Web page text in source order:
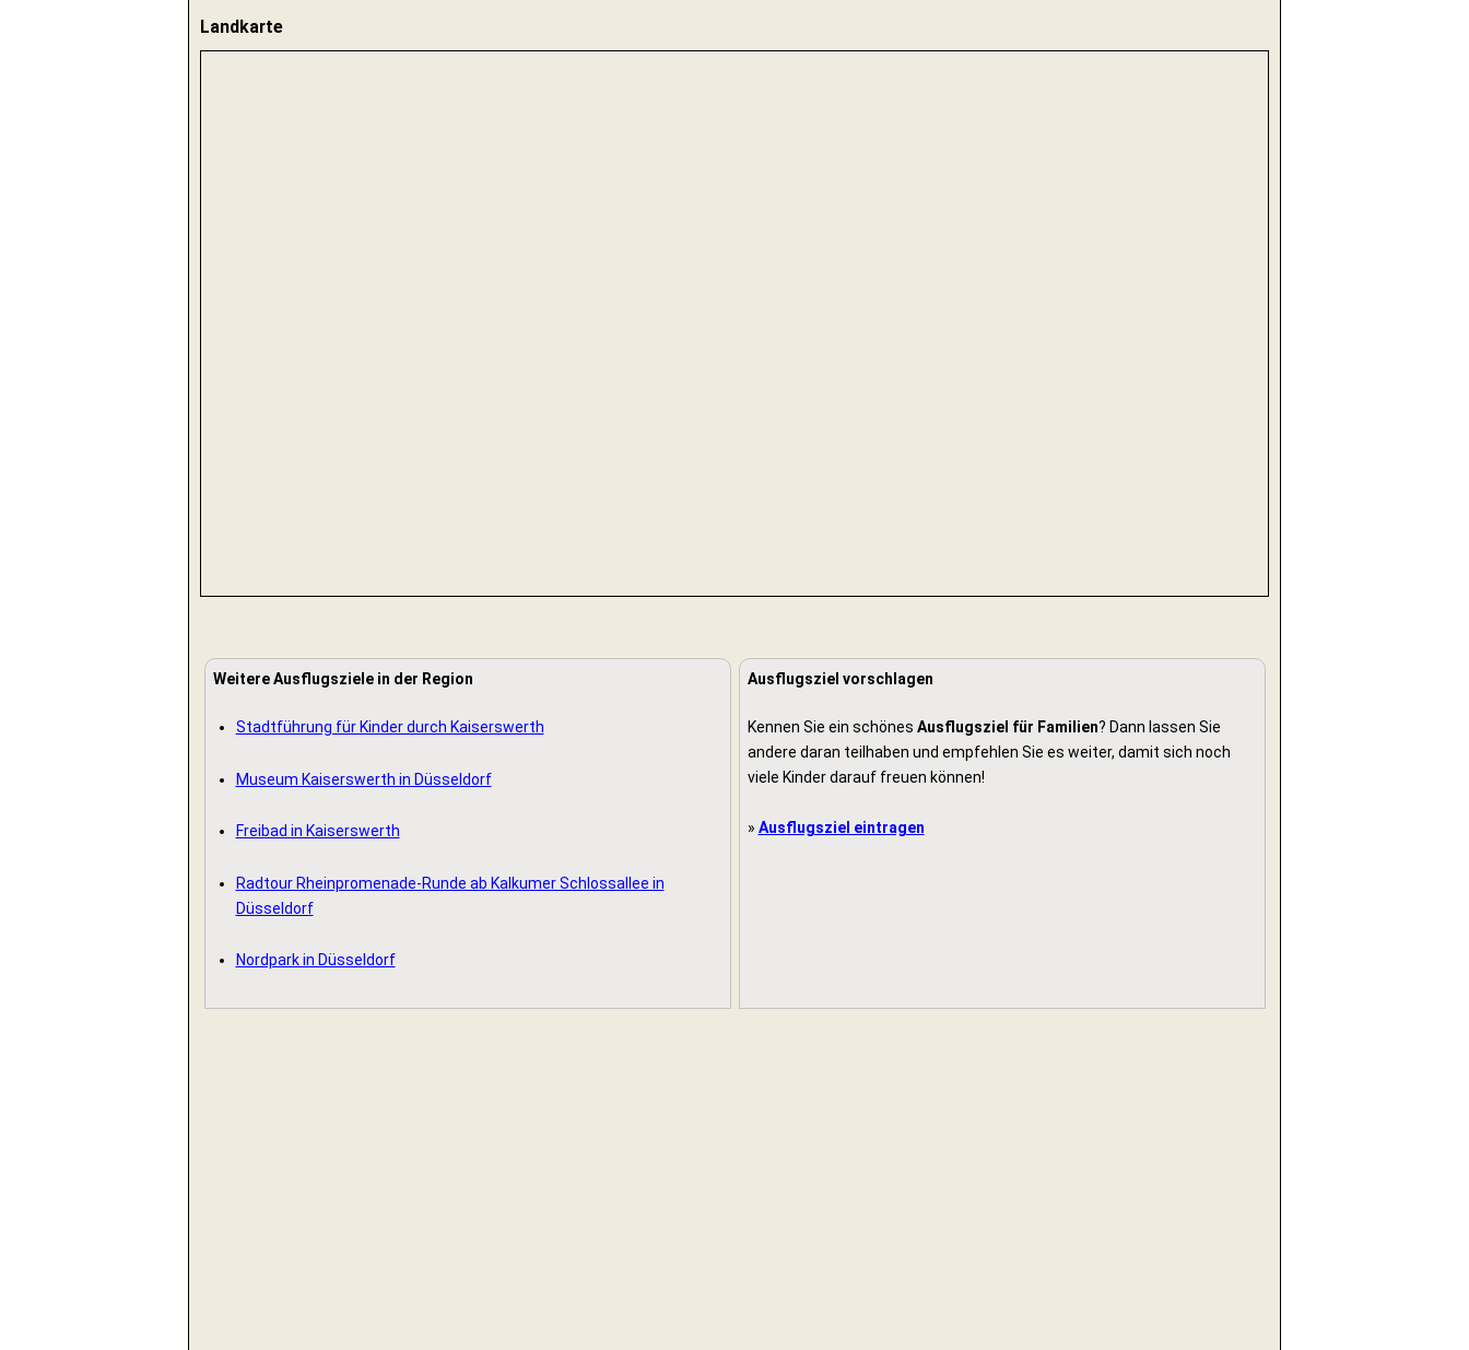
Landkarte
Weitere Ausflugsziele in der Region
Stadtführung für Kinder durch Kaiserswerth
Museum Kaiserswerth in Düsseldorf
Freibad in Kaiserswerth
Radtour Rheinpromenade-Runde ab Kalkumer Schlossallee in
Düsseldorf
Nordpark in Düsseldorf
Ausflugsziel vorschlagen
Kennen Sie ein schönes Ausflugsziel für Familien? Dann lassen Sie
andere daran teilhaben und empfehlen Sie es weiter, damit sich noch
viele Kinder darauf freuen können!
» Ausflugsziel eintragen